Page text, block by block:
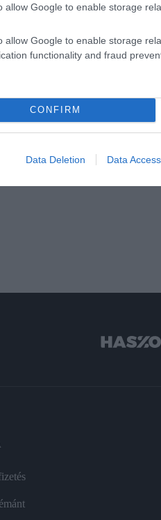
allow Google to enable storage
allow Google to enable storage
functionality and fraud
CONFIRM
Data Deletion Data Access
és feldolgozhatósága is.
étel mellé. A német
ideig fenntartható.
próbálkoznak. Ott a
megjegyzik, az utóbbi
valerianella